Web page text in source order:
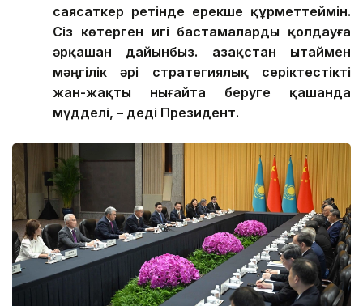
саясаткер ретінде ерекше құрметтеймін.
Сіз көтерген игі бастамаларды қолдауға
әрқашан дайынбыз. Қазақстан Қытаймен
мәңгілік әрі стратегиялық серіктестікті
жан-жақты нығайта беруге қашанда
мүдделі, – деді Президент.